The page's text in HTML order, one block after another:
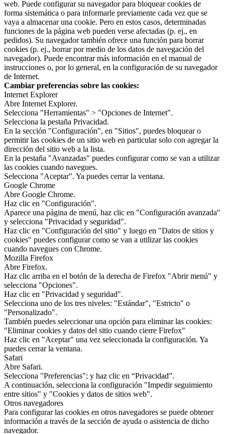
web. Puede configurar su navegador para bloquear cookies de
forma sistemática o para informarle previamente cada vez que se
vaya a almacenar una cookie. Pero en estos casos, determinadas
funciones de la página web pueden verse afectadas (p. ej., en
pedidos). Su navegador también ofrece una función para borrar
cookies (p. ej., borrar por medio de los datos de navegación del
navegador). Puede encontrar más información en el manual de
instrucciones o, por lo general, en la configuración de su navegador
de Internet.
Cambiar preferencias sobre las cookies:
Internet Explorer
Abre Internet Explorer.
Selecciona "Herramientas" > "Opciones de Internet".
Selecciona la pestaña Privacidad.
En la sección "Configuración", en "Sitios", puedes bloquear o
permitir las cookies de un sitio web en particular solo con agregar la
dirección del sitio web a la lista.
En la pestaña "Avanzadas" puedes configurar como se van a utilizar
las cookies cuando navegues.
Selecciona "Aceptar". Ya puedes cerrar la ventana.
Google Chrome
Abre Google Chrome.
Haz clic en "Configuración".
Aparece una página de menú, haz clic en "Configuración avanzada"
y selecciona "Privacidad y seguridad".
Haz clic en "Configuración del sitio" y luego en "Datos de sitios y
cookies" puedes configurar como se van a utilizar las cookies
cuando navegues con Chrome.
Mozilla Firefox
Abre Firefox.
Haz clic arriba en el botón de la derecha de Firefox "Abrir menú" y
selecciona "Opciones".
Haz clic en "Privacidad y seguridad".
Selecciona uno de los tres niveles: "Estándar", "Estricto" o
"Personalizado".
También puedes seleccionar una opción para eliminar las cookies:
"Eliminar cookies y datos del sitio cuando cierre Firefox"
Haz clic en "Aceptar" una vez seleccionada la configuración. Ya
puedes cerrar la ventana.
Safari
Abre Safari.
Selecciona "Preferencias"; y haz clic en “Privacidad”.
A continuación, selecciona la configuración "Impedir seguimiento
entre sitios" y "Cookies y datos de sitios web".
Otros navegadores
Para configurar las cookies en otros navegadores se puede obtener
información a través de la sección de ayuda o asistencia de dicho
navegador.